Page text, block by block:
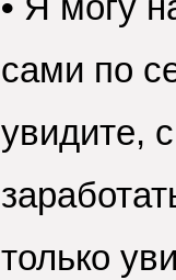
сами по
увидите,
только